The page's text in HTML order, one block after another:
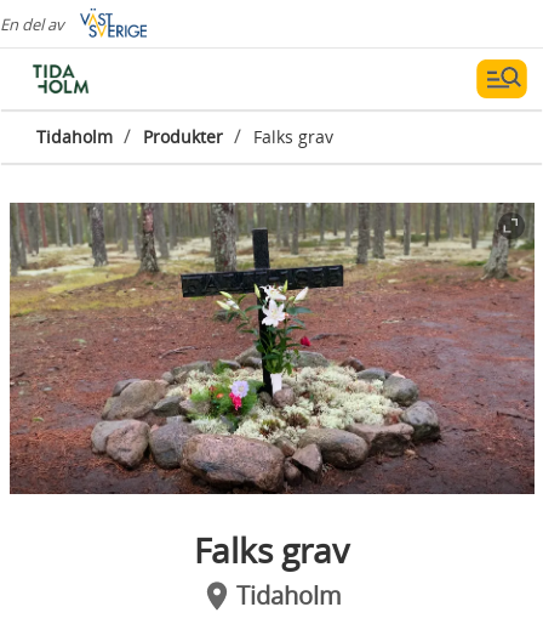
En del av
Tidaholm / Produkter / Falks grav
Falks grav
Tidaholm